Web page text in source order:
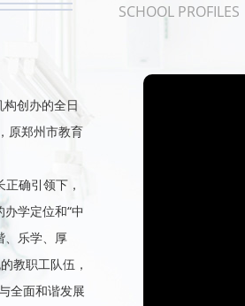
SCHOOL PROFILES
创办的全日
原郑州市教育
确引领下，
学定位和“中
、乐学、厚
教职工队伍，
全面和谐发展